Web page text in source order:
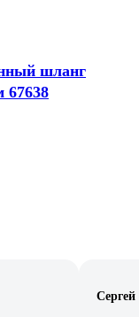
шланг
67638
Сергей